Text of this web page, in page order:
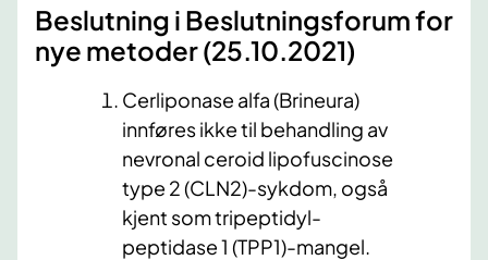
Beslutning i Beslutningsforum for
nye metoder (25.10​.2021)
Cerliponase alfa (Brineura)
innføres ikke til behandling av
nevronal ceroid lipofuscinose
type 2 (CLN2)-sykdom, også
kjent som tripeptidyl-
peptidase 1 (TPP1)-mangel.